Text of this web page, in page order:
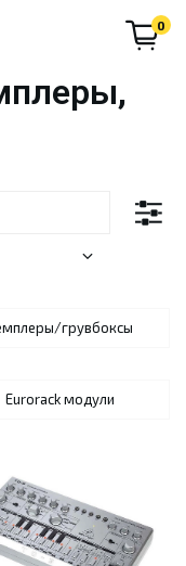
0
грувбоксы
Eurorack модули